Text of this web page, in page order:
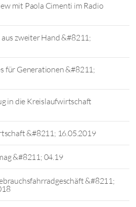
mit Paola Cimenti im Radio
zweiter Hand &#8211;
für Generationen &#8211;
in die Kreislaufwirtschaft
&#8211; 16.05.2019
&#8211; 04.19
&#8211;